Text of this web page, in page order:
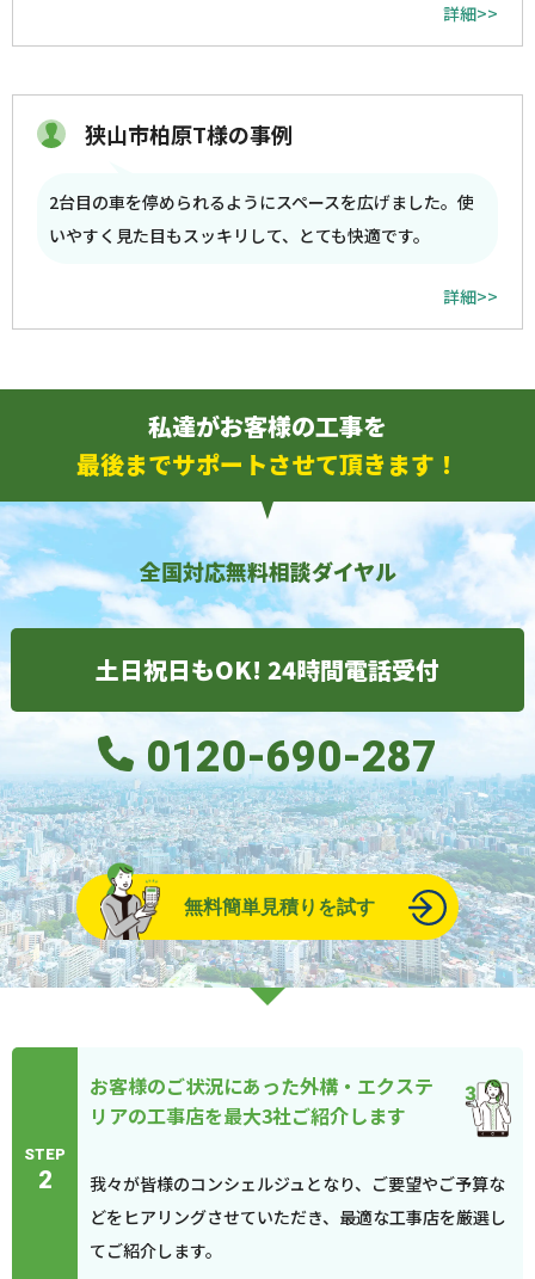
詳細>>
狭山市柏原T様の事例
2台目の車を停められるようにスペースを広げました。使
いやすく見た目もスッキリして、とても快適です。
詳細>>
私達がお客様の工事を
最後までサポートさせて頂きます！
全国対応無料相談ダイヤル
土日祝日もOK! 24時間電話受付
0120-690-287
無料簡単見積りを試す
STEP
2
お客様のご状況にあった外構・エクステ
リアの工事店を最大3社ご紹介します
我々が皆様のコンシェルジュとなり、ご要望やご予算な
どをヒアリングさせていただき、最適な工事店を厳選し
てご紹介します。